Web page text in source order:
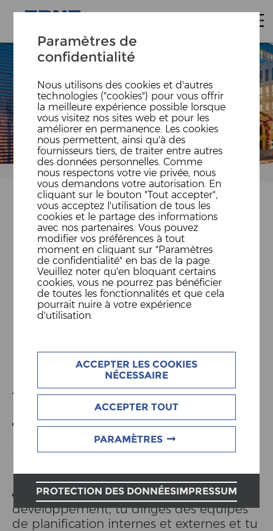
ECONOMISTE DE LA
CONSTRUCTION /
DÉVELOPPEUR DE PROJET
ENTERPRISE TOTALE
Taux d´activité 80-100%
TON CHAMP D'ACTION
Tu assumes le développement,
l'élaboration et la présentation de projets
individuels passionnants en bois et
Dans le cadre de ces projets de
développement, tu diriges des équipes
de planification internes et externes et tu
Paramètres de
confidentialité
Nous utilisons des cookies et d'autres
technologies ("cookies") pour vous offrir
la meilleure expérience possible lorsque
vous visitez nos sites web et pour les
améliorer en permanence. Les cookies
nous permettent, ainsi qu'à des
fournisseurs tiers, de traiter entre autres
des données personnelles. Comme
nous respectons votre vie privée, nous
vous demandons votre autorisation. En
cliquant sur le bouton "Tout accepter",
vous acceptez l'utilisation de tous les
cookies et le partage des informations
avec nos partenaires. Vous pouvez
modifier vos préférences à tout
moment en cliquant sur "Paramètres
de confidentialité" en bas de la page.
Veuillez noter qu'en bloquant certains
cookies, vous ne pourrez pas bénéficier
de toutes les fonctionnalités et que cela
pourrait nuire à votre expérience
d'utilisation.
ACCEPTER LES COOKIES
NÉCESSAIRE
ACCEPTER TOUT
PARAMÈTRES
PROTECTION DES DONNÉESIMPRESSUM